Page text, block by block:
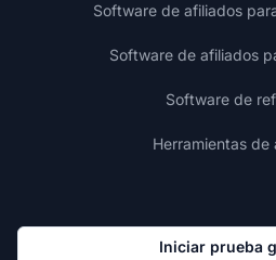
Software de afiliados
Software de afiliados
Software de
Herramientas de
Iniciar prueba